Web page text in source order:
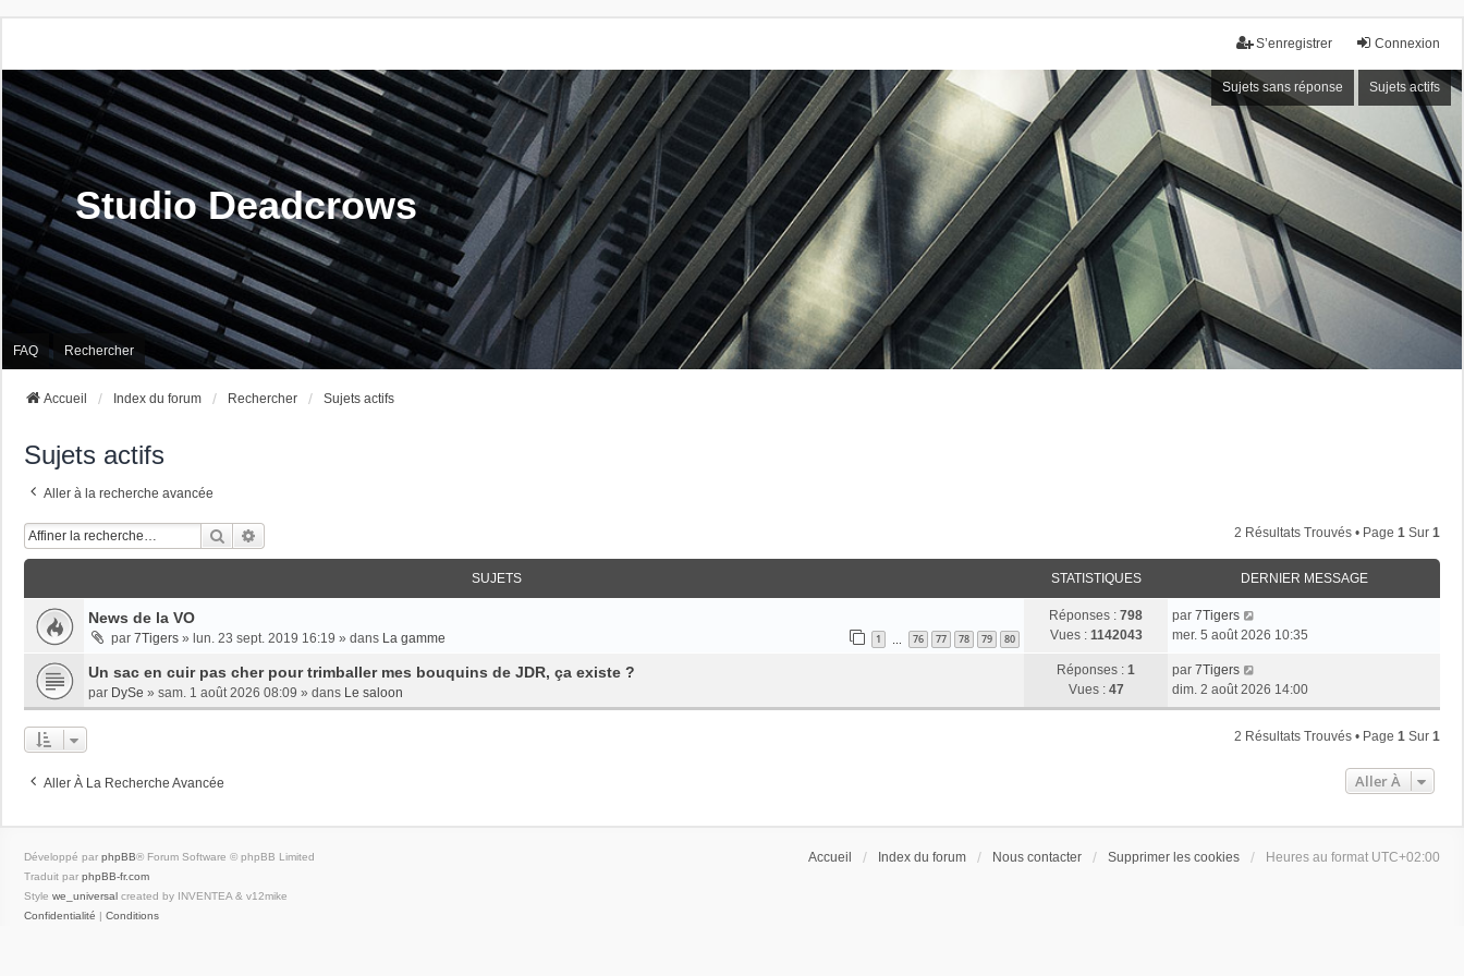
Connexion
S’enregistrer
Sujets sans réponse Sujets actifs
Studio Deadcrows
FAQ Rechercher
Accueil Index du forum Rechercher Sujets actifs
Sujets actifs
Aller à la recherche avancée
Rechercher 2 Résultats Trouvés • Page 1 Sur 1
SUJETS STATISTIQUES DERNIER MESSAGE
News de la VO
par 7Tigers » lun. 23 sept. 2019 16:19 » dans La gamme 1 76 77 78 79 80
Réponses : 798
Vues : 1142043
par 7Tigers
mer. 5 août 2026 10:35
Un sac en cuir pas cher pour trimballer mes bouquins de JDR, ça existe ?
par DySe » sam. 1 août 2026 08:09 » dans Le saloon
Réponses : 1
Vues : 47
par 7Tigers
dim. 2 août 2026 14:00
2 Résultats Trouvés • Page 1 Sur 1
Aller À La Recherche Avancée Aller À
Accueil Index du forum Nous contacter Supprimer les cookies Heures au format UTC+02:00
Développé par phpBB® Forum Software © phpBB Limited
Traduit par phpBB-fr.com
Style we_universal created by INVENTEA & v12mike
Confidentialité | Conditions